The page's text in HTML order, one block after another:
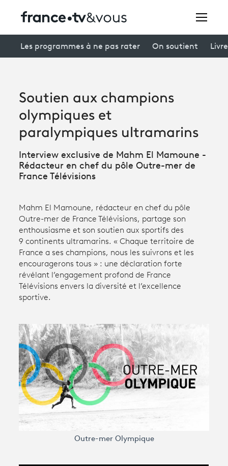
connexion
Avantages fidélité
Creators
À la une
Participer et assister à une émission
À votre écoute
Programme tv
Les programmes à ne pas rater On soutient
Soutien aux champions
olympiques et
paralympiques ultramarins
Interview exclusive de Mahm El Mamoune -
Rédacteur en chef du pôle Outre-mer de
France Télévisions
Mahm El Mamoune, rédacteur en chef du pôle
Outre-mer de France Télévisions, partage son
enthousiasme et son soutien aux sportifs des
9 continents ultramarins. « Chaque territoire de
France a ses champions, nous les suivrons et les
encouragerons tous » : une déclaration forte
révélant l’engagement profond de France
Télévisions envers la diversité et l’excellence
sportive.
Outre-mer Olympique